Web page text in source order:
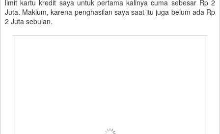
limit kartu kredit saya untuk pertama kalinya cuma sebesar Rp 2
Juta. Maklum, karena penghasilan saya saat itu juga belum ada Rp
2 Juta sebulan.